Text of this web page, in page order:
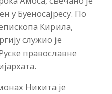
у Буеносајресу. По
Кирила,
служио је
православне
Никита је